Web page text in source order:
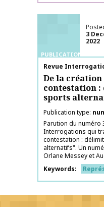
PUBLICATIONS
3
2022
Publication name
Revue
De la création
contestation
sports
Publication type
Parution du numéro
Interrogations qui
contestation :
alternatifs". Un
Orlane Messey et
Keywords